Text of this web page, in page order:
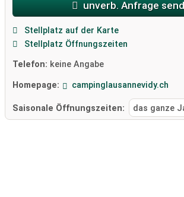
unverb. Anfrage
Stellplatz auf der Karte
Stellplatz Öffnungszeiten
Telefon: keine Angabe
Homepage: campinglausannevidy.ch
Saisonale Öffnungszeiten: das ganze